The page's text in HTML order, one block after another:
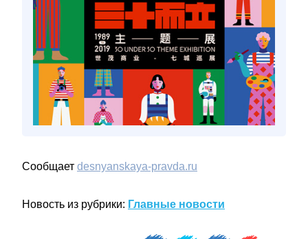
Сообщает desnyanskaya-pravda.ru
Новость из рубрики: Главные новости